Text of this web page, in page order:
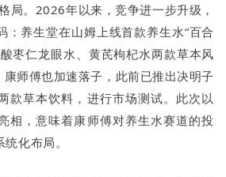
局。2026年以来，竞争进一步升级，
：养生堂在山姆上线首款养生水“百合
枣仁龙眼水、黄芪枸杞水两款草本风
师傅也加速落子，此前已推出决明子
款草本饮料，进行市场测试。此次以
相，意味着康师傅对养生水赛道的投
化布局。